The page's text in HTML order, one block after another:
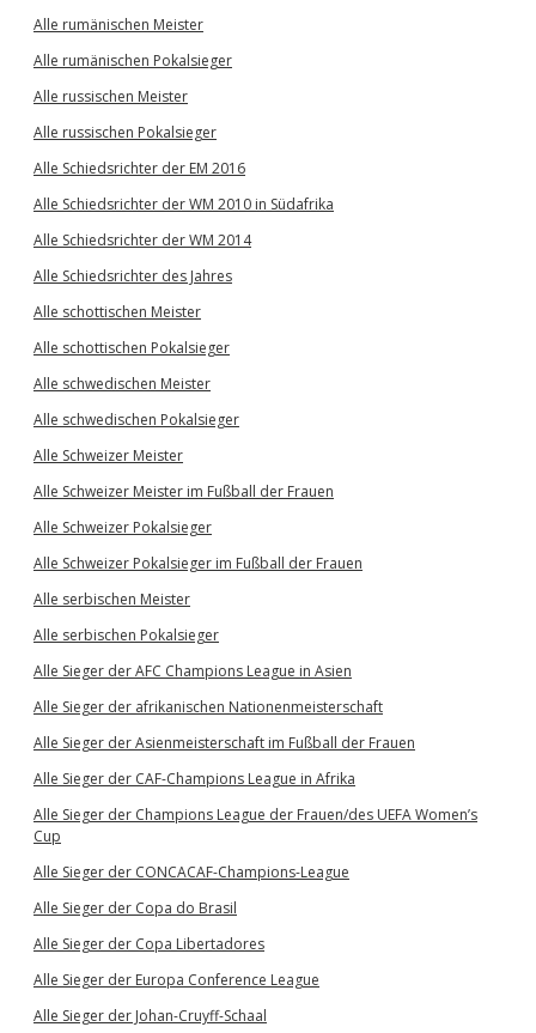
Alle rumänischen Meister
Alle rumänischen Pokalsieger
Alle russischen Meister
Alle russischen Pokalsieger
Alle Schiedsrichter der EM 2016
Alle Schiedsrichter der WM 2010 in Südafrika
Alle Schiedsrichter der WM 2014
Alle Schiedsrichter des Jahres
Alle schottischen Meister
Alle schottischen Pokalsieger
Alle schwedischen Meister
Alle schwedischen Pokalsieger
Alle Schweizer Meister
Alle Schweizer Meister im Fußball der Frauen
Alle Schweizer Pokalsieger
Alle Schweizer Pokalsieger im Fußball der Frauen
Alle serbischen Meister
Alle serbischen Pokalsieger
Alle Sieger der AFC Champions League in Asien
Alle Sieger der afrikanischen Nationenmeisterschaft
Alle Sieger der Asienmeisterschaft im Fußball der Frauen
Alle Sieger der CAF-Champions League in Afrika
Alle Sieger der Champions League der Frauen/des UEFA Women’s
Cup
Alle Sieger der CONCACAF-Champions-League
Alle Sieger der Copa do Brasil
Alle Sieger der Copa Libertadores
Alle Sieger der Europa Conference League
Alle Sieger der Johan-Cruyff-Schaal